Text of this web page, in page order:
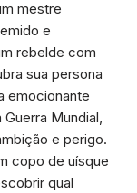
mestre
e
rebelde com
sua persona
emocionante
Mundial,
e perigo.
copo de uísque
qual